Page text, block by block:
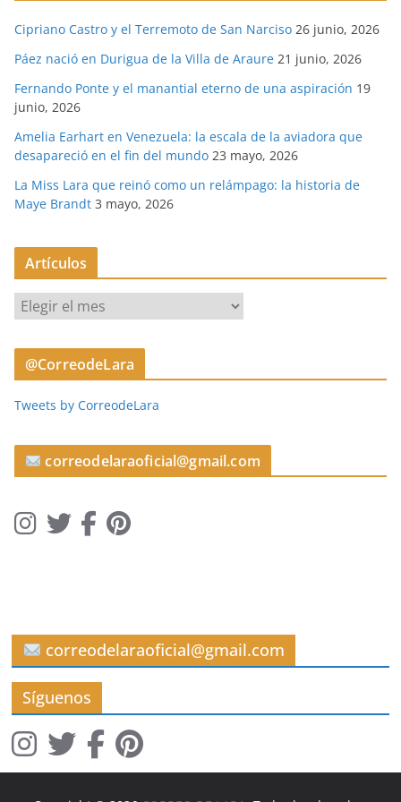
Cipriano Castro y el Terremoto de San Narciso 26 junio, 2026
Páez nació en Durigua de la Villa de Araure 21 junio, 2026
Fernando Ponte y el manantial eterno de una aspiración 19
junio, 2026
Amelia Earhart en Venezuela: la escala de la aviadora que
desapareció en el fin del mundo 23 mayo, 2026
La Miss Lara que reinó como un relámpago: la historia de
Maye Brandt 3 mayo, 2026
Artículos
t
u
s
@CorreodeLara
Tweets by CorreodeLara
correodelaraoficial@gmail.com
correodelaraoficial@gmail.com
Síguenos